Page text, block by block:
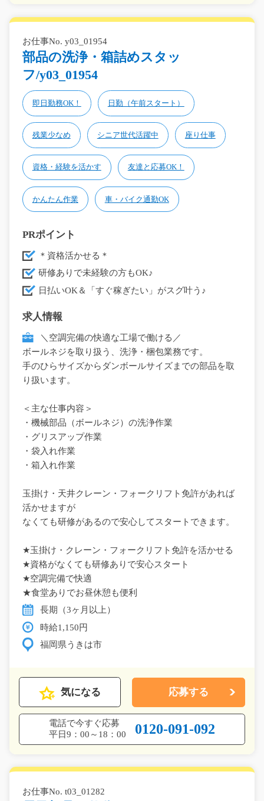
お仕事No. y03_01954
部品の洗浄・箱詰めスタッ
フ/y03_01954
即日勤務OK！ 日勤（午前スタート）
残業少なめ シニア世代活躍中 座り仕事
資格・経験を活かす 友達と応募OK！
かんたん作業 車・バイク通勤OK
PRポイント
＊資格活かせる＊
研修ありで未経験の方もOK♪
日払いOK＆「すぐ稼ぎたい」がスグ叶う♪
求人情報
＼空調完備の快適な工場で働ける／
ボールネジを取り扱う、洗浄・梱包業務です。
手のひらサイズからダンボールサイズまでの部品を取
り扱います。
＜主な仕事内容＞
・機械部品（ボールネジ）の洗浄作業
・グリスアップ作業
・袋入れ作業
・箱入れ作業
玉掛け・天井クレーン・フォークリフト免許があれば
活かせますが
なくても研修があるので安心してスタートできます。
★玉掛け・クレーン・フォークリフト免許を活かせる
★資格がなくても研修ありで安心スタート
★空調完備で快適
★食堂ありでお昼休憩も便利
長期（3ヶ月以上）
時給1,150円
福岡県うきは市
気になる 応募する
電話で今すぐ応募
平日9：00～18：00
0120-091-092
お仕事No. t03_01282